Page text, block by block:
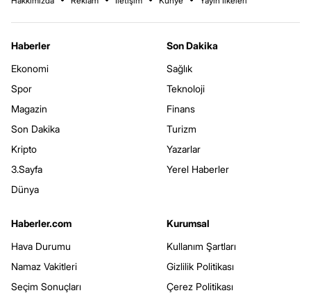
Haberler
Ekonomi
Spor
Magazin
Son Dakika
Kripto
3.Sayfa
Dünya
Son Dakika
Sağlık
Teknoloji
Finans
Turizm
Yazarlar
Yerel Haberler
Haberler.com
Hava Durumu
Namaz Vakitleri
Seçim Sonuçları
Kurumsal
Kullanım Şartları
Gizlilik Politikası
Çerez Politikası